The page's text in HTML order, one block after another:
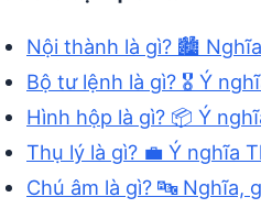
Nội thành là gì? 🏙️
Bộ tư lệnh là gì? 🎖️ Ý
Hình hộp là gì? 📦 Ý
Thụ lý là gì? 💼 Ý nghĩa
Chú âm là gì? 🔤 Nghĩa,